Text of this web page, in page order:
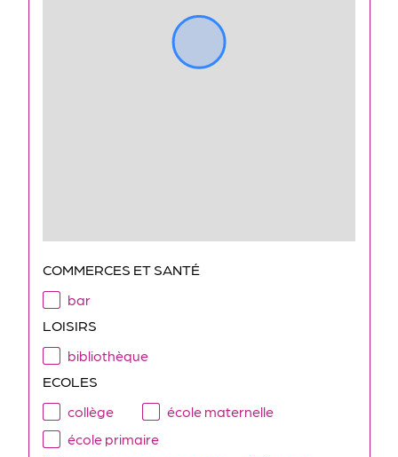
COMMERCES ET SANTÉ
bar
LOISIRS
bibliothèque
ECOLES
collège
école maternelle
école primaire